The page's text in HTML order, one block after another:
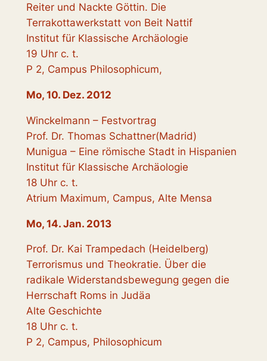
Reiter und Nackte Göttin. Die
Terrakottawerkstatt von Beit Nattif
Institut für Klassische Archäologie
19 Uhr c. t.
P 2, Campus Philosophicum,
Mo, 10. Dez. 2012
Winckelmann – Festvortrag
Prof. Dr. Thomas Schattner(Madrid)
Munigua – Eine römische Stadt in Hispanien
Institut für Klassische Archäologie
18 Uhr c. t.
Atrium Maximum, Campus, Alte Mensa
Mo, 14. Jan. 2013
Prof. Dr. Kai Trampedach (Heidelberg)
Terrorismus und Theokratie. Über die
radikale Widerstandsbewegung gegen die
Herrschaft Roms in Judäa
Alte Geschichte
18 Uhr c. t.
P 2, Campus, Philosophicum